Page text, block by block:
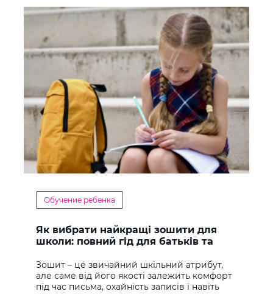
Обучение ребенка
Як вибрати найкращі зошити для
школи: повний гід для батьків та
Зошит – це звичайний шкільний атрибут,
але саме від його якості залежить комфорт
під час письма, охайність записів і навіть